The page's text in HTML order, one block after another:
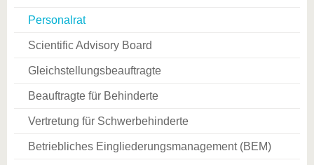
Personalrat
Scientific Advisory Board
Gleichstellungsbeauftragte
Beauftragte für Behinderte
Vertretung für Schwerbehinderte
Betriebliches Eingliederungsmanagement (BEM)